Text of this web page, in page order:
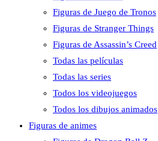
Figuras de Juego de Tronos
Figuras de Stranger Things
Figuras de Assassin’s Creed
Todas las películas
Todas las series
Todos los videojuegos
Todos los dibujos animados
Figuras de animes